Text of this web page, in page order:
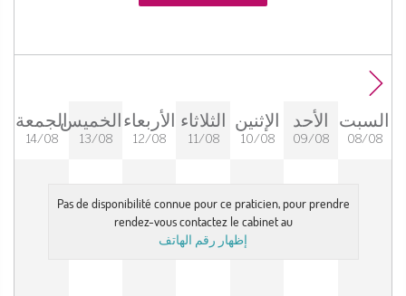
السبت
08/08
الأحد
09/08
الإثنين
10/08
الثلاثاء
11/08
الأربعاء
12/08
الخميس
13/08
الجمعة
14/08
Pas de disponibilité connue pour ce praticien, pour prendre
rendez-vous contactez le cabinet au
إظهار رقم الهاتف